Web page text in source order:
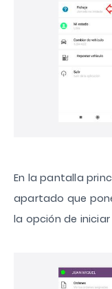
En la pantalla
apartado que
la opción de iniciar